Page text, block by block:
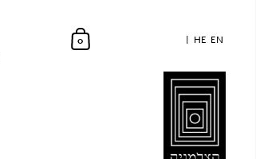
HE EN
HE EN
0